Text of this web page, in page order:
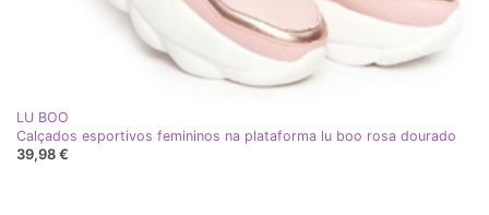
LU BOO
Calçados esportivos femininos na plataforma lu boo rosa dourado
39,98 €